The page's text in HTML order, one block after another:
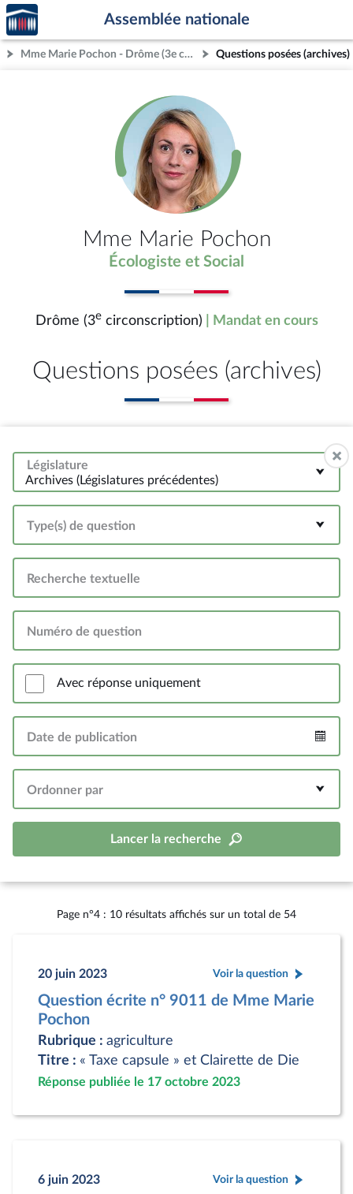
Aller au contenu
Aller en bas de la page
Accèder
à la
page
d'accueil
Assemblée nationale
Mme Marie Pochon - Drôme (3e circonscription) Questions posées (archives)
Mme Marie Pochon
Écologiste et Social
Drôme (3ecirconscription) | Mandat en cours
Questions posées (archives)
Législature
Archives (Législatures précédentes)
Type(s) de question
Recherche textuelle
Numéro de question
Avec réponse uniquement
Date de publication
Ordonner par
Lancer la recherche
Page n°4 : 10 résultats affichés sur un total de 54
20 juin 2023 Voir la question
Question écrite n° 9011 de Mme Marie
Pochon
Rubrique : agriculture
Titre : « Taxe capsule » et Clairette de Die
Réponse publiée le 17 octobre 2023
6 juin 2023 Voir la question